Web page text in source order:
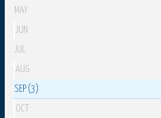
MAY
JUN
JUL
AUG
SEP (3)
OCT